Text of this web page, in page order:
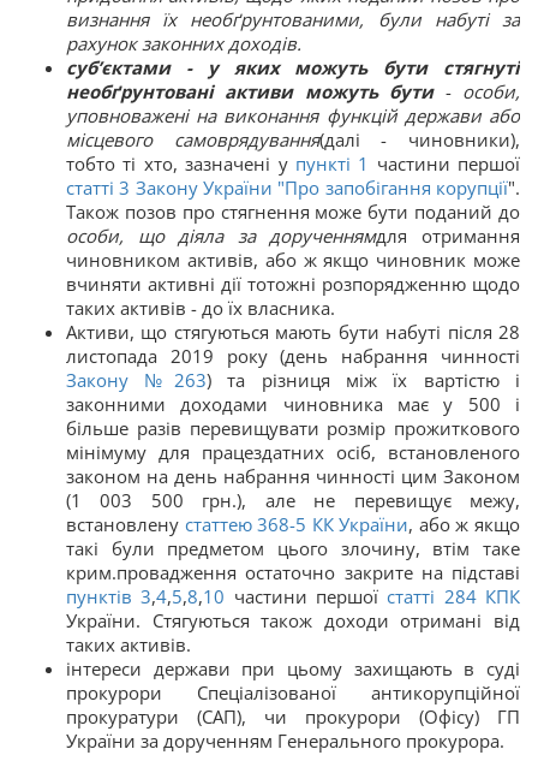
визнання їх необґрунтованими, були набуті за
рахунок законних доходів.
суб’єктами - у яких можуть бути стягнуті
необґрунтовані активи можуть бути - особи,
уповноважені на виконання функцій держави або
місцевого самоврядування(далі - чиновники),
тобто ті хто, зазначені у пункті 1 частини першої
статті 3 Закону України "Про запобігання корупції".
Також позов про стягнення може бути поданий до
особи, що діяла за дорученнямдля отримання
чиновником активів, або ж якщо чиновник може
вчиняти активні дії тотожні розпорядженню щодо
таких активів - до їх власника.
Активи, що стягуються мають бути набуті після 28
листопада 2019 року (день набрання чинності
Закону №263) та різниця між їх вартістю і
законними доходами чиновника має у 500 і
більше разів перевищувати розмір прожиткового
мінімуму для працездатних осіб, встановленого
законом на день набрання чинності цим Законом
(1 003 500 грн.), але не перевищує межу,
встановлену статтею 368-5 КК України, або ж якщо
такі були предметом цього злочину, втім таке
крим.провадження остаточно закрите на підставі
пунктів 3,4,5,8,10 частини першоїстатті 284 КПК
України. Стягуються також доходи отримані від
таких активів.
інтереси держави при цьому захищають в суді
прокурори Спеціалізованої антикорупційної
прокуратури (САП), чи прокурори (Офісу) ГП
України за дорученням Генерального прокурора.